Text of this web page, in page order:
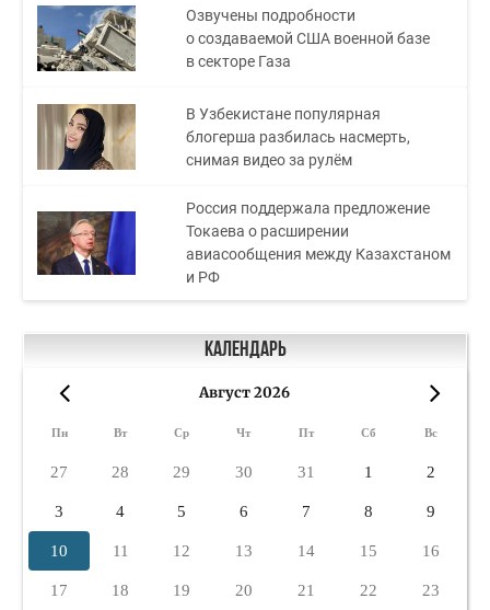
Озвучены подробности
о создаваемой США военной базе
в секторе Газа
В Узбекистане популярная
блогерша разбилась насмерть,
снимая видео за рулём
Россия поддержала предложение
Токаева о расширении
авиасообщения между Казахстаном
и РФ
Календарь
Август 2026
Пн Вт Ср Чт Пт Сб Вс
27 28 29 30 31 1 2
3 4 5 6 7 8 9
10 11 12 13 14 15 16
17 18 19 20 21 22 23